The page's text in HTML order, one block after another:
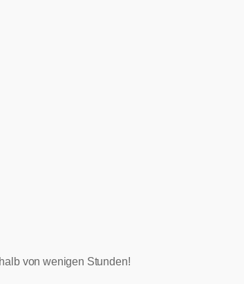
von wenigen Stunden!